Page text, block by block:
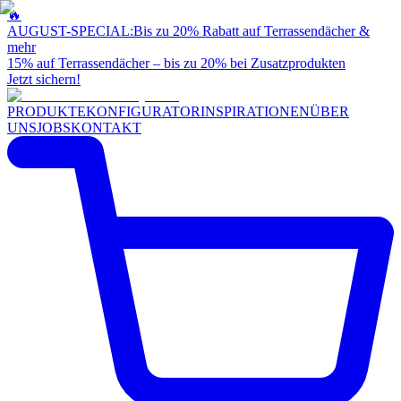
🔥
AUGUST-SPECIAL:Bis zu 20% Rabatt auf Terrassendächer &
mehr
15% auf Terrassendächer – bis zu 20% bei Zusatzprodukten
Jetzt sichern!
PRODUKTEKONFIGURATORINSPIRATIONENÜBER
UNSJOBSKONTAKT